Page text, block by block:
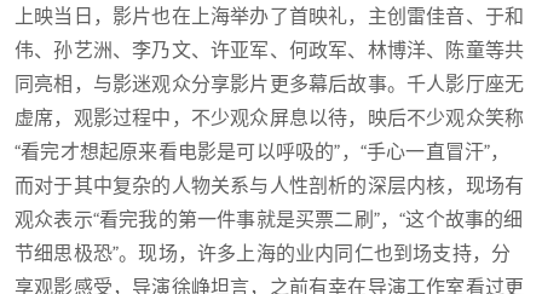
上映当日，影片也在上海举办了首映礼，主创雷佳音、于和
伟、孙艺洲、李乃文、许亚军、何政军、林博洋、陈童等共
同亮相，与影迷观众分享影片更多幕后故事。千人影厅座无
虚席，观影过程中，不少观众屏息以待，映后不少观众笑称
“看完才想起原来看电影是可以呼吸的”，“手心一直冒汗”，
而对于其中复杂的人物关系与人性剖析的深层内核，现场有
观众表示“看完我的第一件事就是买票二刷”，“这个故事的细
节细思极恐”。现场，许多上海的业内同仁也到场支持，分